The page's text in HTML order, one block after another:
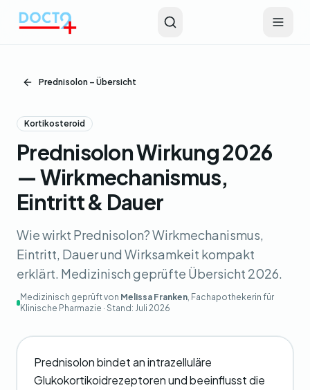
Prednisolon – Übersicht
Kortikosteroid
Prednisolon Wirkung 2026
— Wirkmechanismus,
Eintritt & Dauer
Wie wirkt Prednisolon? Wirkmechanismus,
Eintritt, Dauer und Wirksamkeit kompakt
erklärt. Medizinisch geprüfte Übersicht 2026.
Medizinisch geprüft von Melissa Franken, Fachapothekerin für
Klinische Pharmazie · Stand: Juli 2026
Prednisolon bindet an intrazelluläre
Glukokortikoidrezeptoren und beeinflusst die